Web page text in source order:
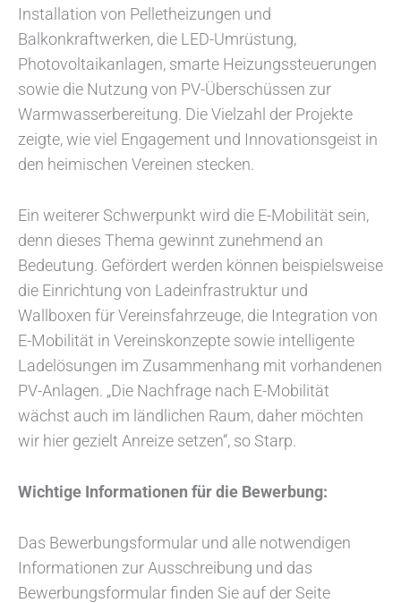
Installation von Pelletheizungen und
Balkonkraftwerken, die LED-Umrüstung,
Photovoltaikanlagen, smarte Heizungssteuerungen
sowie die Nutzung von PV-Überschüssen zur
Warmwasserbereitung. Die Vielzahl der Projekte
zeigte, wie viel Engagement und Innovationsgeist in
den heimischen Vereinen stecken.
Ein weiterer Schwerpunkt wird die E-Mobilität sein,
denn dieses Thema gewinnt zunehmend an
Bedeutung. Gefördert werden können beispielsweise
die Einrichtung von Ladeinfrastruktur und
Wallboxen für Vereinsfahrzeuge, die Integration von
E-Mobilität in Vereinskonzepte sowie intelligente
Ladelösungen im Zusammenhang mit vorhandenen
PV-Anlagen. „Die Nachfrage nach E-Mobilität
wächst auch im ländlichen Raum, daher möchten
wir hier gezielt Anreize setzen“, so Starp.
Wichtige Informationen für die Bewerbung:
Das Bewerbungsformular und alle notwendigen
Informationen zur Ausschreibung und das
Bewerbungsformular finden Sie auf der Seite